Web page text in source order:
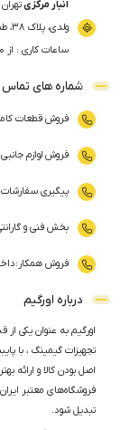
انبار مرکزی
ولدی، پلاک ۳۸، طبقه ۱- (فقط دریافت کالا با هماهنگی قبلی)
ساعات کاری : از ۱۰ الی ۱۸
شماره های تماس
فروش قطعات
فروش لوازم جانبی
پیگیری سفارشات
بخش فنی و
فروش همکار :
درباره اورگیم
تجهیزات گیمینگ ، با
اصل‌ بودن کالا و ارائه
فروشگاه‌های معتبر
تبدیل شود.